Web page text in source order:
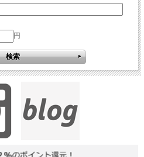
円